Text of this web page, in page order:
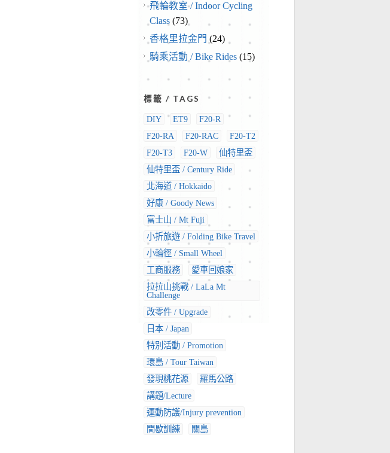
飛輪教室 / Indoor Cycling
Class (73)
香格里拉金門 (24)
騎乘活動 / Bike Rides (15)
標籤 / TAGS
DIY ET9
F20-R
F20-RA
F20-RAC
F20-T2
F20-T3
F20-W
仙特里盃
仙特里盃 / Century Ride
北海道 / Hokkaido
好康 / Goody News
富士山 / Mt Fuji
小折旅遊 / Folding Bike Travel
小輪徑 / Small Wheel
工商服務
愛車回娘家
拉拉山挑戰 / LaLa Mt
Challenge
改零件 / Upgrade
日本 / Japan
特別活動 / Promotion
環島 / Tour Taiwan
發現桃花源
羅馬公路
講題/Lecture
運動防護/Injury prevention
間歇訓練
關島